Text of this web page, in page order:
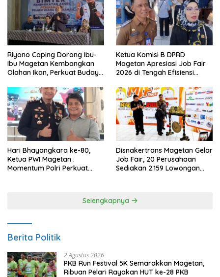
Riyono Caping Dorong Ibu-
Ibu Magetan Kembangkan
Olahan Ikan, Perkuat Budaya
Ketua Komisi B DPRD
Magetan Apresiasi Job Fair
2026 di Tengah Efisiensi
Hari Bhayangkara ke-80,
Ketua PWI Magetan :
Momentum Polri Perkuat
Disnakertrans Magetan Gelar
Job Fair, 20 Perusahaan
Sediakan 2.159 Lowongan
Selengkapnya
Berita Politik
2 Agustus 2026
PKB Run Festival 5K Semarakkan Magetan,
Ribuan Pelari Rayakan HUT ke-28 PKB